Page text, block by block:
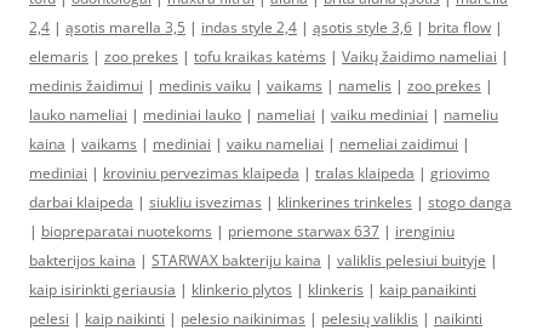
2,4 | ąsotis marella 3,5 | indas style 2,4 | ąsotis style 3,6 | brita flow |
elemaris | zoo prekes | tofu kraikas katėms | Vaikų žaidimo nameliai |
medinis žaidimui | medinis vaiku | vaikams | namelis | zoo prekes |
lauko nameliai | mediniai lauko | nameliai | vaiku mediniai | nameliu
kaina | vaikams | mediniai | vaiku nameliai | nemeliai zaidimui |
mediniai | kroviniu pervezimas klaipeda | tralas klaipeda | griovimo
darbai klaipeda | siukliu isvezimas | klinkerines trinkeles | stogo danga
| biopreparatai nuotekoms | priemone starwax 637 | irenginiu
bakterijos kaina | STARWAX bakteriju kaina | valiklis pelesiui buityje |
kaip isirinkti geriausia | klinkerio plytos | klinkeris | kaip panaikinti
pelesi | kaip naikinti | pelesio naikinimas | pelesių valiklis | naikinti